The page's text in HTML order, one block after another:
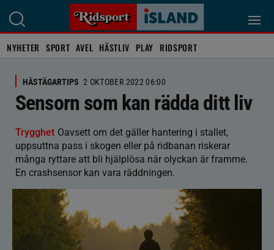
NYHETER SPORT AVEL HÄSTLIV PLAY RIDSPORT
HÄSTÄGARTIPS 2 OKTOBER 2022 06:00
Sensorn som kan rädda ditt liv
Trygghet Oavsett om det gäller hantering i stallet,
uppsuttna pass i skogen eller på ridbanan riskerar
många ryttare att bli hjälplösa när olyckan är framme.
En crashsensor kan vara räddningen.